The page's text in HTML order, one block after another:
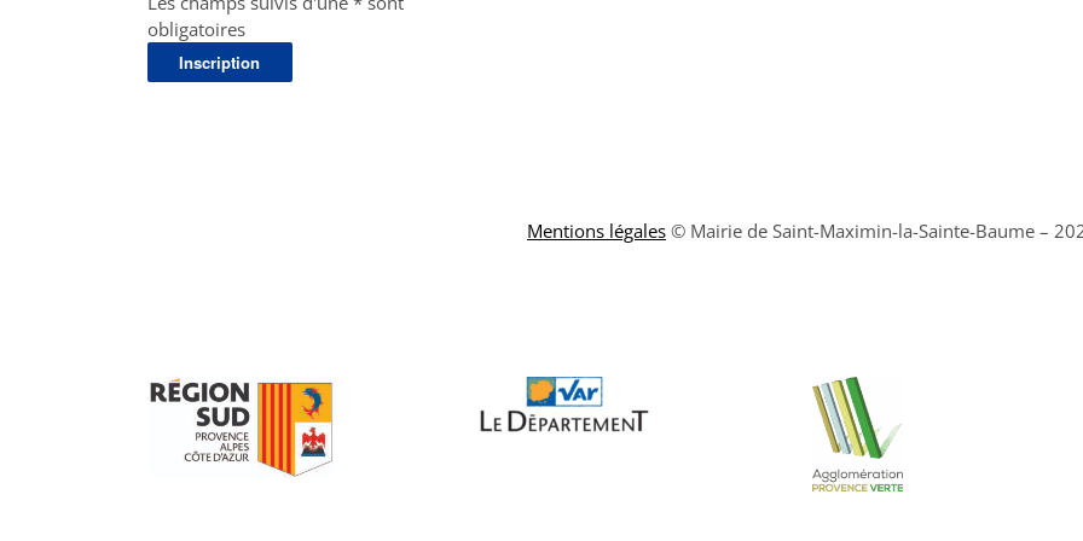
obligatoires
Mentions légales © Mairie de Saint-Maximin-la-Sainte-Baume –